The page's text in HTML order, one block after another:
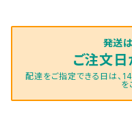
発送
ご注文日
配達をご指定できる日は、
を